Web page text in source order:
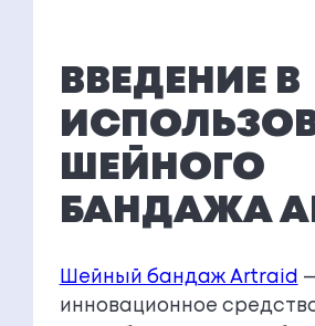
ВВЕДЕНИЕ В
ШЕЙНОГО
БАНДАЖА
Шейный бандаж Artraid
инновационное